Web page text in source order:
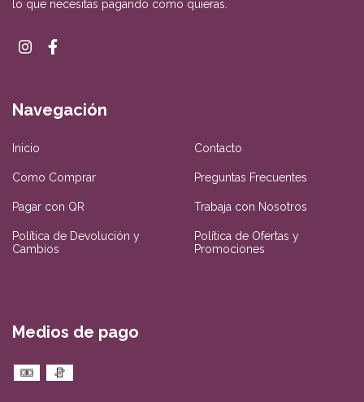
lo que necesitas pagando como quieras.
Navegación
Inicio Contacto
Como Comprar Preguntas Frecuentes
Pagar con QR Trabaja con Nosotros
Política de Devolución y
Cambios
Política de Ofertas y
Promociones
Medios de pago